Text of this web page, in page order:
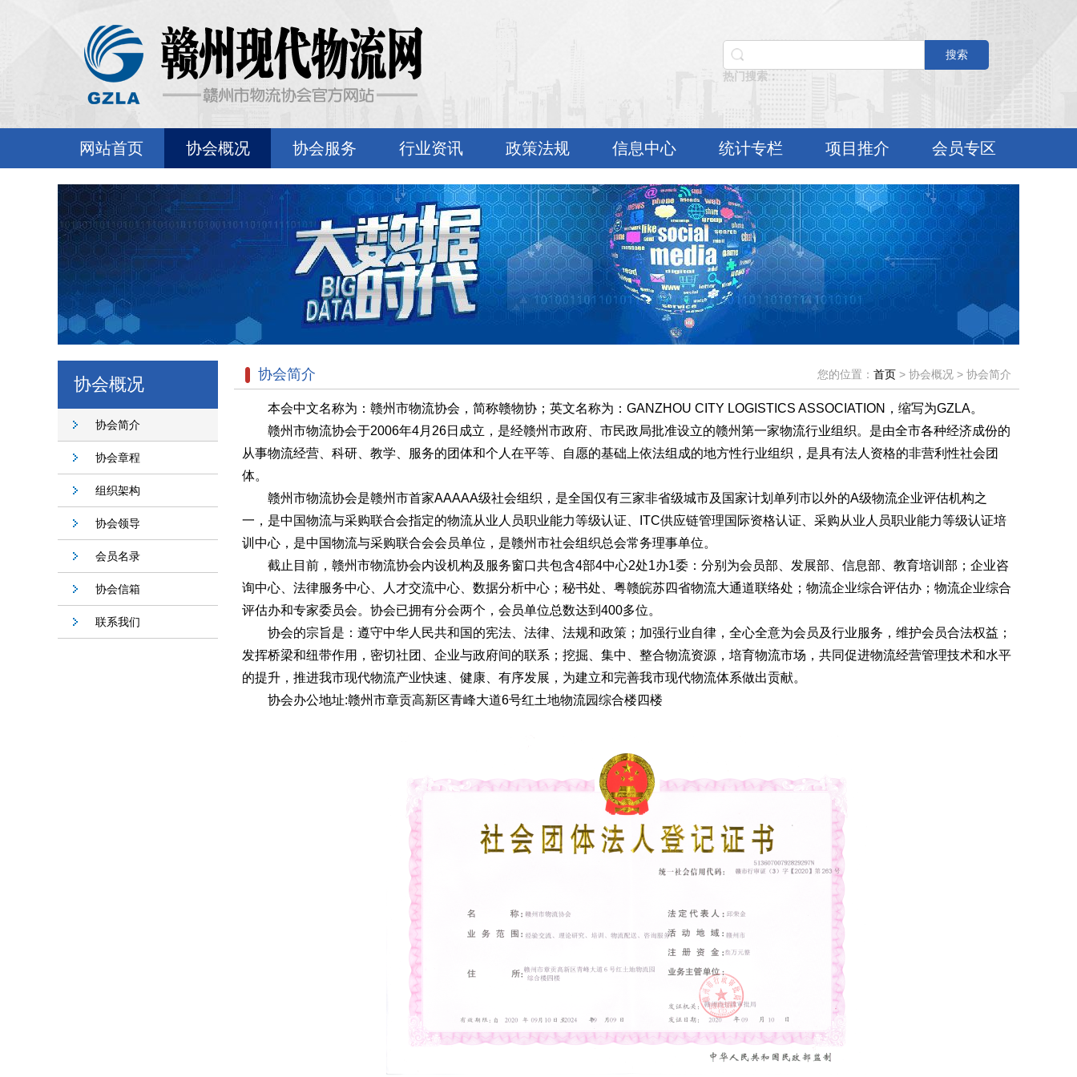
搜索
热门搜索：
网站首页 协会概况 协会服务 行业资讯 政策法规 信息中心 统计专栏 项目推介 会员专区
协会概况
协会简介
协会章程
组织架构
协会领导
会员名录
协会信箱
联系我们
协会简介 您的位置： 首页 > 协会概况 > 协会简介
本会中文名称为：赣州市物流协会，简称赣物协；英文名称为：GANZHOU CITY LOGISTICS ASSOCIATION，缩写为GZLA。
赣州市物流协会于2006年4月26日成立，是经赣州市政府、市民政局批准设立的赣州第一家物流行业组织。是由全市各种经济成份的
从事物流经营、科研、教学、服务的团体和个人在平等、自愿的基础上依法组成的地方性行业组织，是具有法人资格的非营利性社会团
体。
赣州市物流协会是赣州市首家AAAAA级社会组织，是全国仅有三家非省级城市及国家计划单列市以外的A级物流企业评估机构之
一，是中国物流与采购联合会指定的物流从业人员职业能力等级认证、ITC供应链管理国际资格认证、采购从业人员职业能力等级认证培
训中心，是中国物流与采购联合会会员单位，是赣州市社会组织总会常务理事单位。
截止目前，赣州市物流协会内设机构及服务窗口共包含4部4中心2处1办1委：分别为会员部、发展部、信息部、教育培训部；企业咨
询中心、法律服务中心、人才交流中心、数据分析中心；秘书处、粤赣皖苏四省物流大通道联络处；物流企业综合评估办；物流企业综合
评估办和专家委员会。协会已拥有分会两个，会员单位总数达到400多位。
协会的宗旨是：遵守中华人民共和国的宪法、法律、法规和政策；加强行业自律，全心全意为会员及行业服务，维护会员合法权益；
发挥桥梁和纽带作用，密切社团、企业与政府间的联系；挖掘、集中、整合物流资源，培育物流市场，共同促进物流经营管理技术和水平
的提升，推进我市现代物流产业快速、健康、有序发展，为建立和完善我市现代物流体系做出贡献。
协会办公地址:赣州市章贡高新区青峰大道6号红土地物流园综合楼四楼